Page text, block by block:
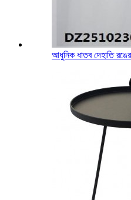
আধুনিক ধাতব দেহাতি